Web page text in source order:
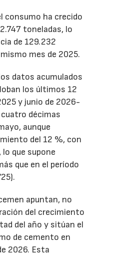
consumo ha crecido
toneladas, lo
de 129.232
mes de 2025.
datos acumulados
los últimos 12
y junio de 2026-
décimas
aunque
del 12 %, con
que supone
que en el período
apuntan, no
del crecimiento
del año y sitúan el
de cemento en
2026. Esta